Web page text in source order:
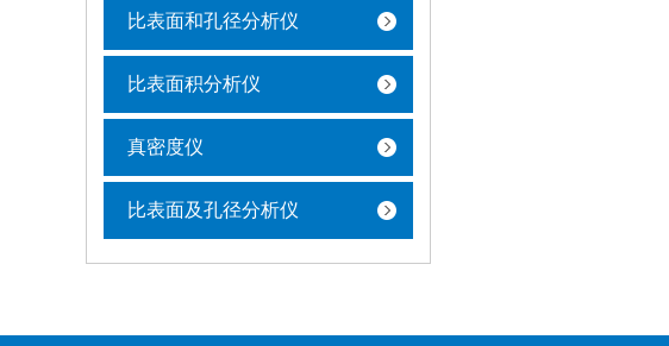
比表面和孔径分析仪
比表面积分析仪
真密度仪
比表面及孔径分析仪